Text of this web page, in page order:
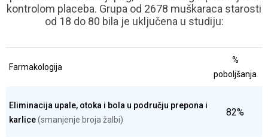
kontrolom placeba. Grupa od 2678 muškaraca starosti
od 18 do 80 bila je uključena u studiju:
Farmakologija
%
poboljšanja
Eliminacija upale, otoka i bola u području prepona i
karlice(smanjenje broja žalbi)
82%